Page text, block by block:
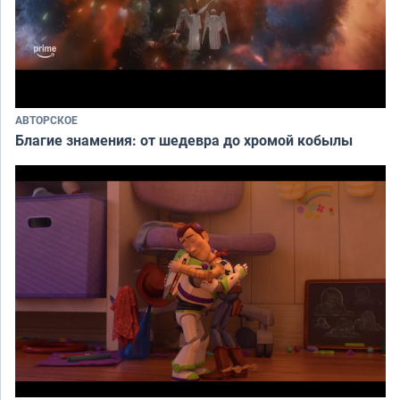
АВТОРСКОЕ
Благие знамения: от шедевра до хромой кобылы